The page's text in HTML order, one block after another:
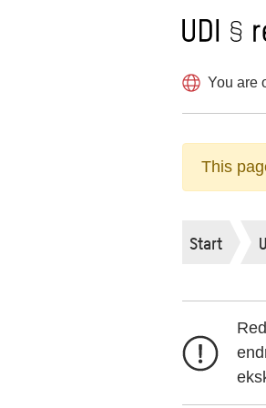
To
Skip
mainYou are
This
Start